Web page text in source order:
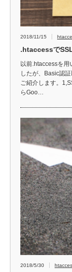
2018/11/15
.htaccessで
以前.htaccessを用
したが、Basic認
ご紹介します。
らGoo…
2018/5/30